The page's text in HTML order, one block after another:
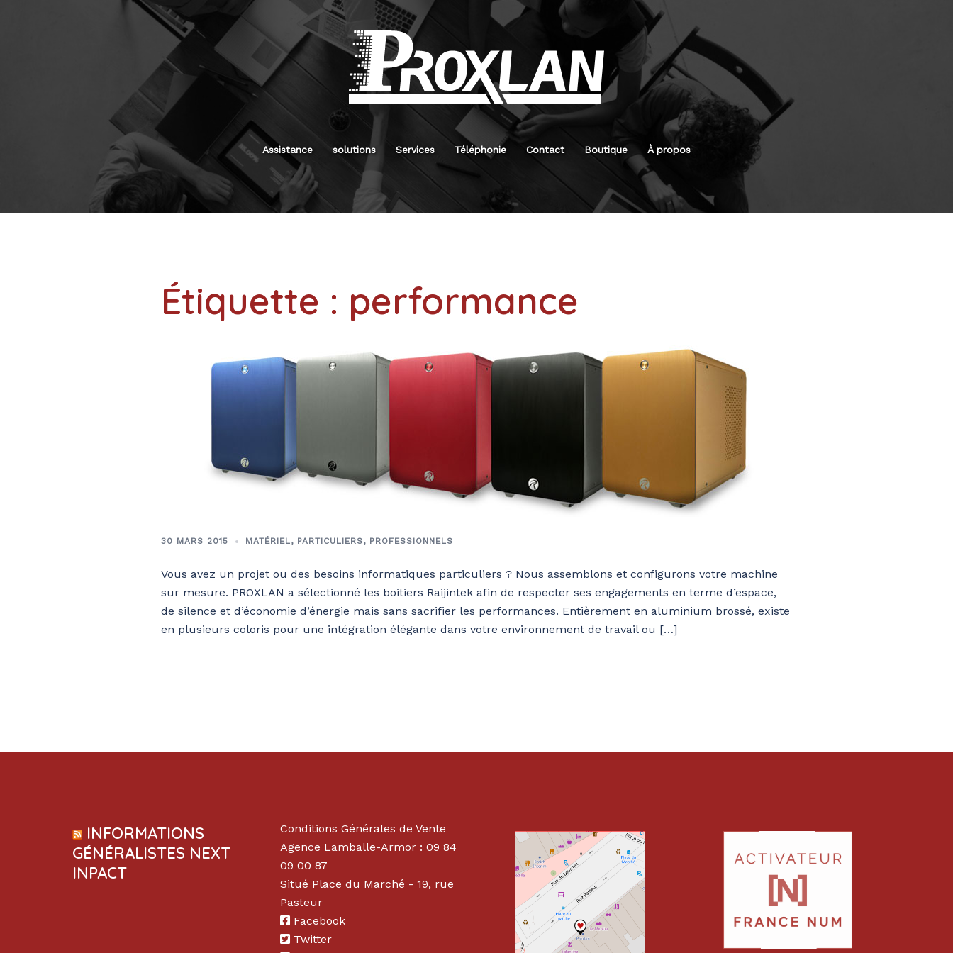
Assistance solutions Services Téléphonie Contact Boutique À propos
Étiquette : performance
30 MARS 2015 MATÉRIEL, PARTICULIERS, PROFESSIONNELS
Vous avez un projet ou des besoins informatiques particuliers ? Nous assemblons et configurons votre machine
sur mesure. PROXLAN a sélectionné les boitiers Raijintek afin de respecter ses engagements en terme d’espace,
de silence et d’économie d’énergie mais sans sacrifier les performances. Entièrement en aluminium brossé, existe
en plusieurs coloris pour une intégration élégante dans votre environnement de travail ou […]
INFORMATIONS
GÉNÉRALISTES NEXT
INPACT
Conditions Générales de Vente
Agence Lamballe-Armor : 09 84
09 00 87
Situé Place du Marché - 19, rue
Pasteur
Facebook
Twitter